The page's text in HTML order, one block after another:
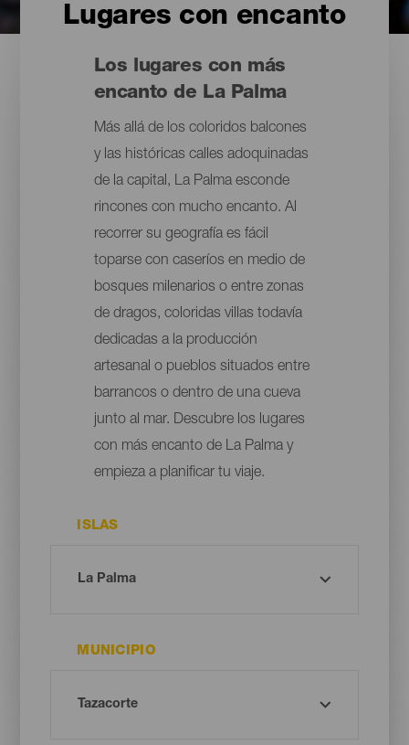
Lugares con encanto
Los lugares con más
encanto de La Palma
Más allá de los coloridos balcones
y las históricas calles adoquinadas
de la capital, La Palma esconde
rincones con mucho encanto. Al
recorrer su geografía es fácil
toparse con caseríos en medio de
bosques milenarios o entre zonas
de dragos, coloridas villas todavía
dedicadas a la producción
artesanal o pueblos situados entre
barrancos o dentro de una cueva
junto al mar. Descubre los lugares
con más encanto de La Palma y
empieza a planificar tu viaje.
ISLAS
MUNICIPIO